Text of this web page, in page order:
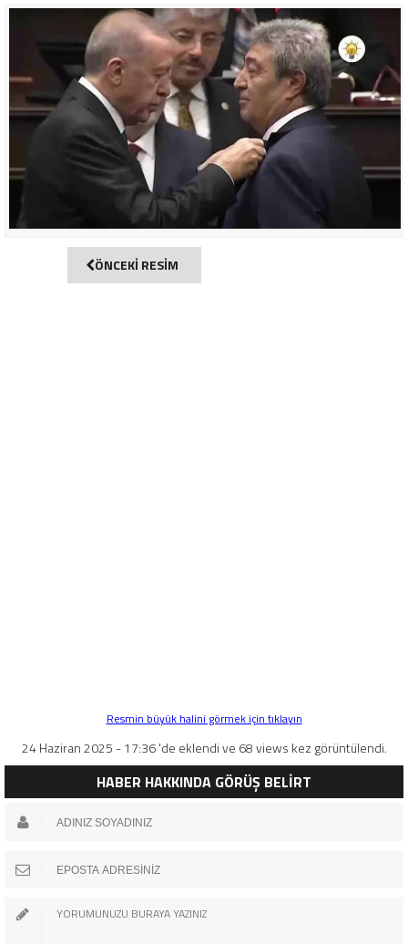
ÖNCEKİ RESİM
Resmin büyük halini görmek için tıklayın
24 Haziran 2025 - 17:36 'de eklendi ve 68 views kez görüntülendi.
HABER HAKKINDA GÖRÜŞ BELİRT